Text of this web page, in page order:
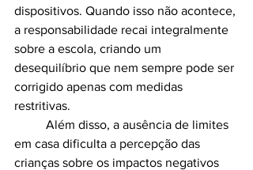
dispositivos. Quando isso não acontece,
a responsabilidade recai integralmente
sobre a escola, criando um
desequilíbrio que nem sempre pode ser
corrigido apenas com medidas
restritivas.
em casa dificulta a percepção das
crianças sobre os impactos negativos